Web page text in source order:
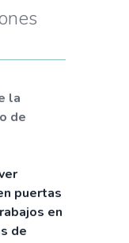
la
de
puertas
en
de